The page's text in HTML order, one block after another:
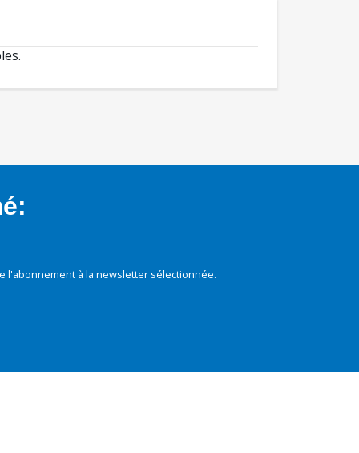
à la newsletter sélectionnée.